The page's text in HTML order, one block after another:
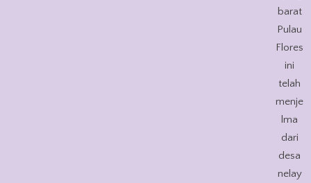
barat
Pulau
Flores
ini
telah
menje
lma
dari
desa
nelay